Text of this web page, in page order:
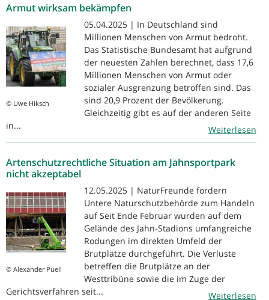
Armut wirksam bekämpfen
© Uwe Hiksch
05.04.2025 | In Deutschland sind
Millionen Menschen von Armut bedroht.
Das Statistische Bundesamt hat aufgrund
der neuesten Zahlen berechnet, dass 17,6
Millionen Menschen von Armut oder
sozialer Ausgrenzung betroffen sind. Das
sind 20,9 Prozent der Bevölkerung.
Gleichzeitig gibt es auf der anderen Seite
in...
Weiterlesen
Artenschutzrechtliche Situation am Jahnsportpark
nicht akzeptabel
© Alexander Puell
12.05.2025 | NaturFreunde fordern
Untere Naturschutzbehörde zum Handeln
auf Seit Ende Februar wurden auf dem
Gelände des Jahn-Stadions umfangreiche
Rodungen im direkten Umfeld der
Brutplätze durchgeführt. Die Verluste
betreffen die Brutplätze an der
Westtribüne sowie die im Zuge der
Gerichtsverfahren seit...
Weiterlesen